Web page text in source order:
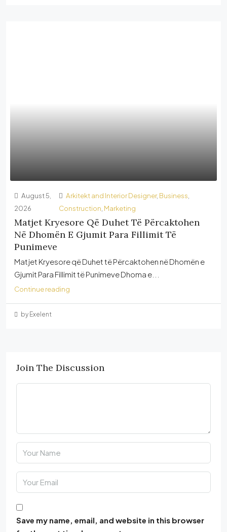
August 5,
2026
Arkitekt and Interior Designer, Business
Construction Marketing
Matjet Kryesore Që Duhet Të Përcaktohen
Në Dhomën E Gjumit Para Fillimit Të
Punimeve
Matjet Kryesore që Duhet të Përcaktohen në Dhomën e
Gjumit Para Fillimit të Punimeve Dhoma e...
Continue reading
by Exelent
Join The Discussion
Save my name, email, and website in this browser